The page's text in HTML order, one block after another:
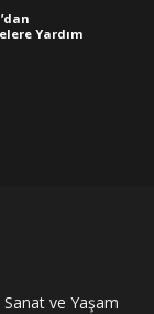
Yardım
ve Yaşam